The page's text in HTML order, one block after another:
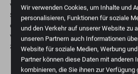
Wir verwenden Cookies, um Inhalte und
personalisieren, Funktionen für soziale
und den Verkehr auf unserer Website zu
unseren Partnern auch Informationen
Website für soziale Medien, Werbung
Partner können diese Daten mit anderen
kombinieren, die Sie ihnen zur
verlieren, was zu geringerem Halt und
Schaumstoffteils ist eine praktische und
den Sitzkomfort wiederherzustellen und die
verlängern. Dies ist besonders wichtig für
zurücklegen und Wert auf ergonomische